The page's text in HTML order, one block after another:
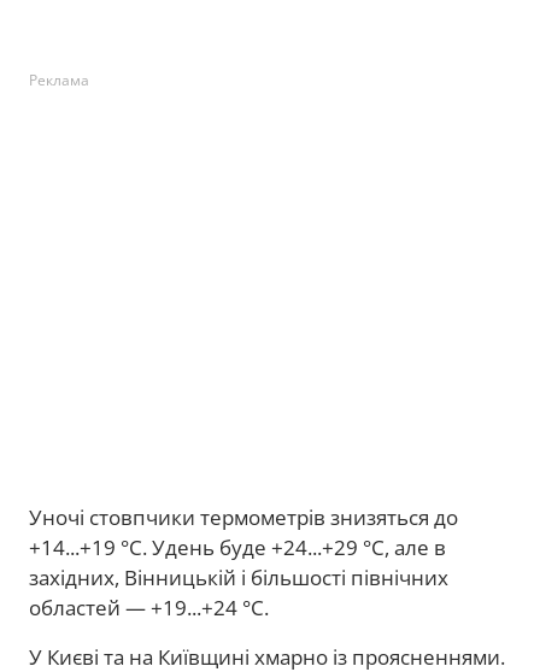
Реклама
Уночі стовпчики термометрів знизяться до
+14...+19 °С. Удень буде +24...+29 °С, але в
західних, Вінницькій і більшості північних
областей — +19...+24 °С.
У Києві та на Київщині хмарно із проясненнями.